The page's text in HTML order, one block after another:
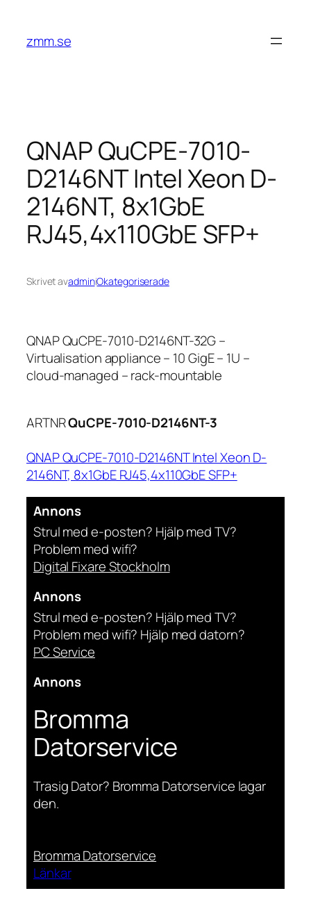
innehåll
zmm.se
QNAP QuCPE-7010-
D2146NT Intel Xeon D-
2146NT, 8x1GbE
RJ45,4x110GbE SFP+
Skrivet avadminiOkategoriserade
QNAP QuCPE-7010-D2146NT-32G –
Virtualisation appliance – 10 GigE – 1U –
cloud-managed – rack-mountable
ARTNRQuCPE-7010-D2146NT-3
QNAP QuCPE-7010-D2146NT Intel Xeon D-
2146NT, 8x1GbE RJ45,4x110GbE SFP+
Annons
Strul med e-posten? Hjälp med TV?
Problem med wifi?
Digital Fixare Stockholm
Annons
Strul med e-posten? Hjälp med TV?
Problem med wifi? Hjälp med datorn?
PC Service
Annons
Bromma
Datorservice
Trasig Dator? Bromma Datorservice lagar
den.
Bromma Datorservice
Länkar